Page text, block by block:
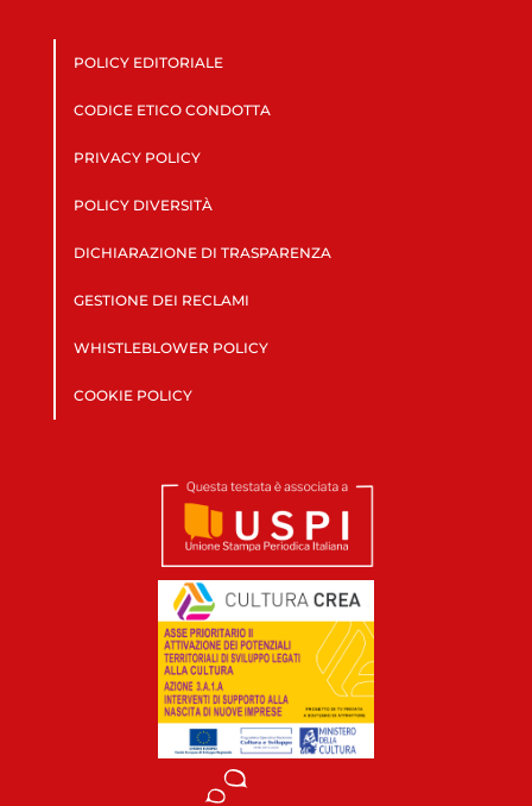
POLICY EDITORIALE
CODICE ETICO CONDOTTA
PRIVACY POLICY
POLICY DIVERSITÀ
DICHIARAZIONE DI TRASPARENZA
GESTIONE DEI RECLAMI
WHISTLEBLOWER POLICY
COOKIE POLICY